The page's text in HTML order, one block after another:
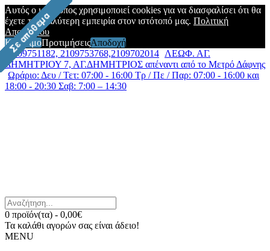
Αυτός ο ιστότοπος χρησιμοποιεί cookies για να διασφαλίσει ότι θα
έχετε την καλύτερη εμπειρία στον ιστότοπό μας. Πολιτική
Απορρήτου
ΚλείσιμοΠροτιμήσειςΑποδοχή
2109751182, 2109753768,2109702014 ΛΕΩΦ. ΑΓ.
ΔΗΜΗΤΡΙΟΥ 7, ΑΓ.ΔΗΜΗΤΡΙΟΣ απέναντι από το Μετρό Δάφνης
Ωράριο: Δευ / Τετ: 07:00 - 16:00 Τρ / Πε / Παρ: 07:00 - 16:00 και
18:00 - 20:30 Σαβ: 7:00 – 14:30
0 προϊόν(τα) - 0,00€
Τα καλάθι αγορών σας είναι άδειο!
MENU